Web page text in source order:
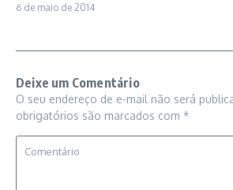
6 de maio de 2014
Deixe um Comentário
O seu endereço de e-mail não será
obrigatórios são marcados com *